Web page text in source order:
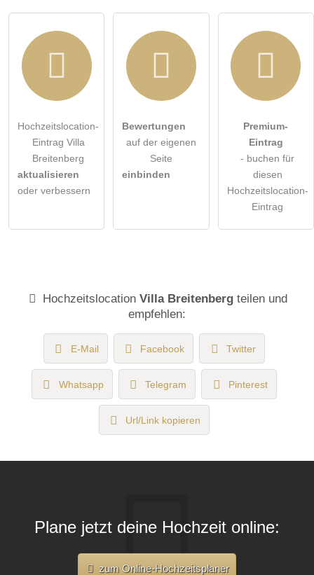
Hochzeitslocation-
Eintrag Villa
Breitenberg
aktualisieren
oder verbessern
Bewertungen
auf der eigenen
Seite
einbinden
Premium-
Eintrag
- buchen für
diesen
Hochzeitslocation-
Eintrag
HochzeitslocationVilla Breitenberg teilen und
empfehlen:
E-Mail Facebook Twitter
Whatsapp Telegram Pinterest
Url/Link kopieren
Plane jetzt deine Hochzeit online:
zum Online-Hochzeitsplaner